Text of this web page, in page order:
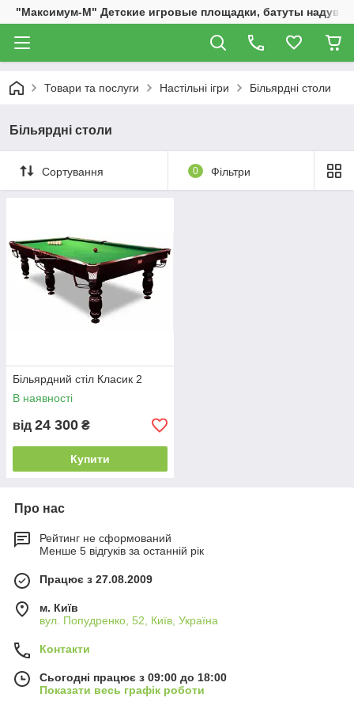
"Максимум-М" Детские игровые площадки, батуты
Товари та послуги Настільні ігри Більярдні столи
Більярдні столи
Сортування 0 Фільтри
Більярдний стіл Класик 2
В наявності
від 24 300 ₴
Купити
Про нас
Рейтинг не сформований
Менше 5 відгуків за останній рік
Працює з 27.08.2009
м. Київ
вул. Попудренко, 52, Київ, Україна
Контакти
Сьогодні працює з 09:00 до 18:00
Показати весь графік роботи